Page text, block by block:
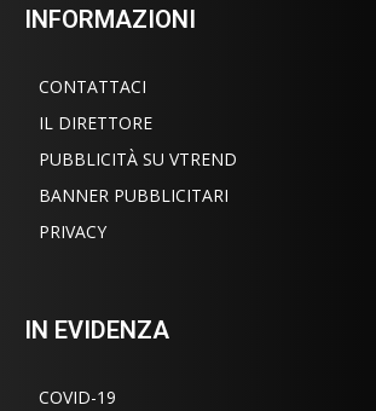
INFORMAZIONI
CONTATTACI
IL DIRETTORE
PUBBLICITÀ SU VTREND
BANNER PUBBLICITARI
PRIVACY
IN EVIDENZA
COVID-19